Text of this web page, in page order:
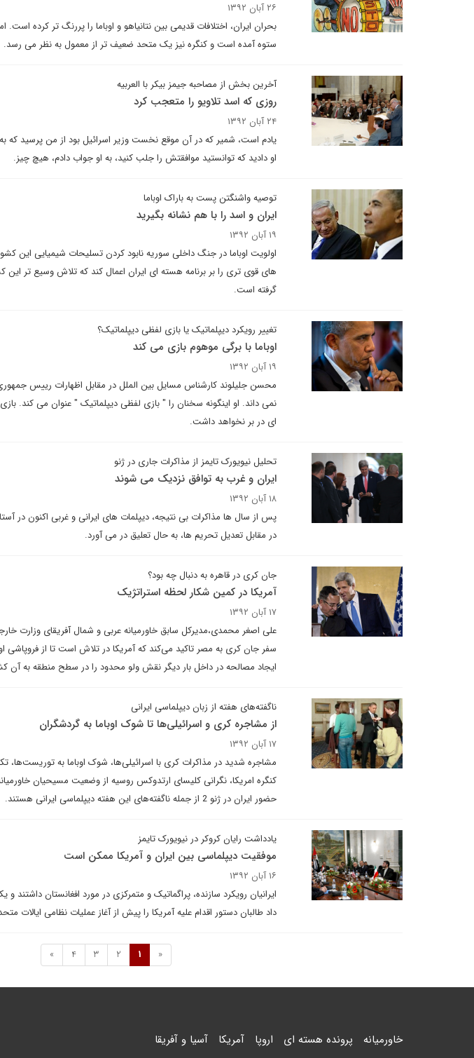
۲۶ آبان ۱۳۹۲
بحران ایران، اختلافات قدیمی بین نتانیاهو و اوباما را پررنگ تر کرده است.
ستوه آمده است و کنگره نیز یک متحد ضعیف تر از معمول به نظر می رسد.
آخرین بخش از مصاحبه جیمز بیکر با العربیه
روزی که اسد تلاویو را متعجب کرد
۲۴ آبان ۱۳۹۲
یادم است، شمیر که در آن موقع نخست وزیر اسرائیل بود از من پرسید که
او دادید که توانستید موافقتش را جلب کنید، به او جواب دادم، هیچ چیز.
توصیه واشنگتن پست به باراک اوباما
ایران و اسد را با هم نشانه بگیرید
۱۹ آبان ۱۳۹۲
اولویت اوباما در جنگ داخلی سوریه نابود کردن تسلیحات شیمیایی این
های قوی تری را بر برنامه هسته ای ایران اعمال کند که تلاش وسیع تر این
گرفته است.
تغییر رویکرد دیپلماتیک یا بازی لفظی دیپلماتیک؟
اوباما با برگی موهوم بازی می کند
۱۹ آبان ۱۳۹۲
محسن جلیلوند کارشناس مسایل بین الملل در مقابل اظهارات رییس
نمی داند. او اینگونه سخنان را " بازی لفظی دیپلماتیک " عنوان می کند.
ای در بر نخواهد داشت.
تحلیل نیویورک تایمز از مذاکرات جاری در ژنو
ایران و غرب به توافق نزدیک می شوند
۱۸ آبان ۱۳۹۲
پس از سال ها مذاکرات بی نتیجه، دیپلمات های ایرانی و غربی اکنون در
در مقابل تعدیل تحریم ها، به حال تعلیق در می آورد.
جان کری در قاهره به دنبال چه بود؟
آمریکا در کمین شکار لحظه استراتژیک
۱۷ آبان ۱۳۹۲
علی اصغر محمدی،مدیرکل سابق خاورمیانه عربی و شمال آفریقای وزارت
سفر جان کری به مصر تاکید می‌کند که آمریکا در تلاش است تا از
ایجاد مصالحه در داخل بار دیگر نقش ولو محدود را در سطح منطقه به آن
ناگفته‌های هفته از زبان دیپلماسی ایرانی
از مشاجره کری و اسرائیلی‌ها تا شوک اوباما به گردشگران
۱۷ آبان ۱۳۹۲
مشاجره شدید در مذاکرات کری با اسرائیلی‌ها، شوک اوباما به توریست‌ها،
کنگره امریکا، نگرانی کلیسای ارتدوکس روسیه از وضعیت مسیحیان
حضور ایران در ژنو 2 از جمله ناگفته‌های این هفته دیپلماسی ایرانی هستند.
یادداشت رایان کروکر در نیویورک تایمز
موفقیت دیپلماسی بین ایران و آمریکا ممکن است
۱۶ آبان ۱۳۹۲
ایرانیان رویکرد سازنده، پراگماتیک و متمرکزی در مورد افغانستان داشتند
داد طالبان دستور اقدام علیه آمریکا را پیش از آغاز عملیات نظامی ایالات
«
1
2
3
4
»
خاورمیانه پرونده هسته ای اروپا آمریکا آسیا و آفریقا